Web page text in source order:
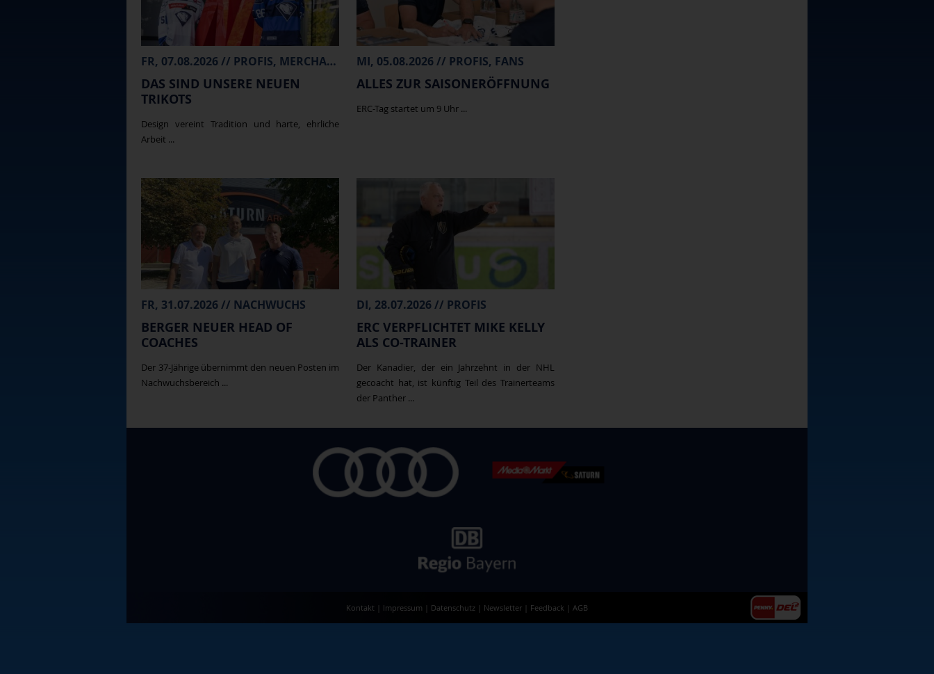
FR, 07.08.2026 // PROFIS, MERCHANDISE
DAS SIND UNSERE NEUEN
TRIKOTS
Design vereint Tradition und harte, ehrliche
Arbeit ...
MI, 05.08.2026 // PROFIS, FANS
ALLES ZUR SAISONERÖFFNUNG
ERC-Tag startet um 9 Uhr ...
FR, 31.07.2026 // NACHWUCHS
BERGER NEUER HEAD OF
COACHES
Der 37-Jährige übernimmt den neuen Posten im
Nachwuchsbereich ...
DI, 28.07.2026 // PROFIS
ERC VERPFLICHTET MIKE KELLY
ALS CO-TRAINER
Der Kanadier, der ein Jahrzehnt in der NHL
gecoacht hat, ist künftig Teil des Trainerteams
der Panther ...
Kontakt Impressum Datenschutz Newsletter Feedback AGB